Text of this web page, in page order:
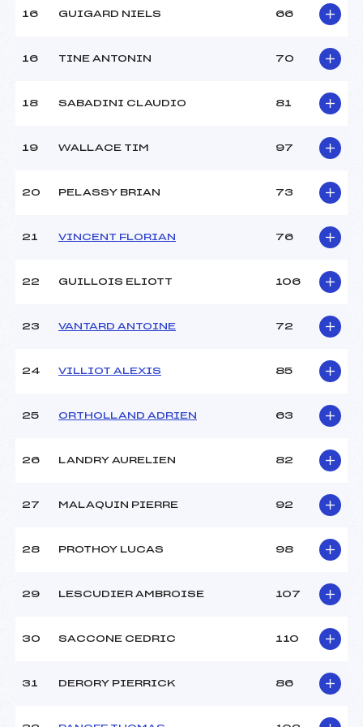
Catégorie :
Min
16 GUIGARD NIELS 66
16 TINE ANTONIN 70
18 SABADINI CLAUDIO 81
19 WALLACE TIM 97
20 PELASSY BRIAN 73
21 VINCENT FLORIAN 76
22 GUILLOIS ELIOTT 106
23 VANTARD ANTOINE 72
24 VILLIOT ALEXIS 85
25 ORTHOLLAND ADRIEN 63
26 LANDRY AURELIEN 82
27 MALAQUIN PIERRE 92
28 PROTHOY LUCAS 98
29 LESCUDIER AMBROISE 107
30 SACCONE CEDRIC 110
31 DERORY PIERRICK 86